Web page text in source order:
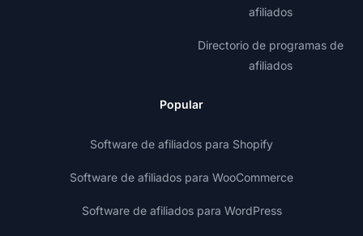
afiliados
Directorio de programas de
afiliados
Popular
Software de afiliados para Shopify
Software de afiliados para WooCommerce
Software de afiliados para WordPress